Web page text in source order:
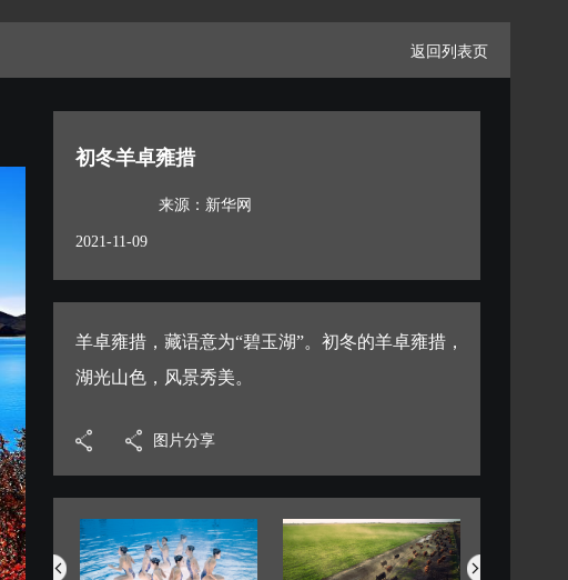
返回列表页
初冬羊卓雍措
来源：新华网
2021-11-09
羊卓雍措，藏语意为“碧玉湖”。初冬的羊卓雍措，
湖光山色，风景秀美。
图片分享